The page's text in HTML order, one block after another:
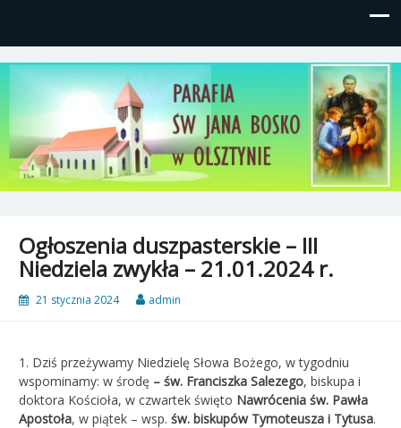
Parafia św, Jana Bosko w
Olsztynie
Gutkowo, ul. Żółkiewskiego 1
Ogłoszenia duszpasterskie – III
Niedziela zwykła – 21.01.2024 r.
21 stycznia 2024 admin
1. Dziś przeżywamy Niedzielę Słowa Bożego, w tygodniu
wspominamy: w środę – św. Franciszka Salezego, biskupa i
doktora Kościoła, w czwartek święto Nawrócenia św. Pawła
Apostoła, w piątek – wsp. św. biskupów Tymoteusza i Tytusa.